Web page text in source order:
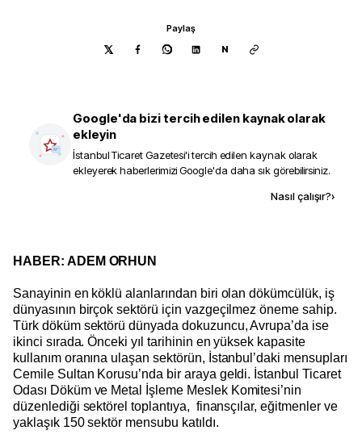
Paylaş
N
Google'da bizi tercih edilen kaynak olarak
ekleyin
İstanbul Ticaret Gazetesi'i tercih edilen kaynak olarak
ekleyerek haberlerimizi Google'da daha sık görebilirsiniz.
Nasıl çalışır?›
HABER: ADEM ORHUN
Sanayinin en köklü alanlarından biri olan dökümcülük, iş
dünyasının birçok sektörü için vazgeçilmez öneme sahip.
Türk döküm sektörü dünyada dokuzuncu, Avrupa’da ise
ikinci sırada. Önceki yıl tarihinin en yüksek kapasite
kullanım oranına ulaşan sektörün, İstanbul’daki mensupları
Cemile Sultan Korusu’nda bir araya geldi. İstanbul Ticaret
Odası Döküm ve Metal İşleme Meslek Komitesi’nin
düzenlediği sektörel toplantıya, finansçılar, eğitmenler ve
yaklaşık 150 sektör mensubu katıldı.